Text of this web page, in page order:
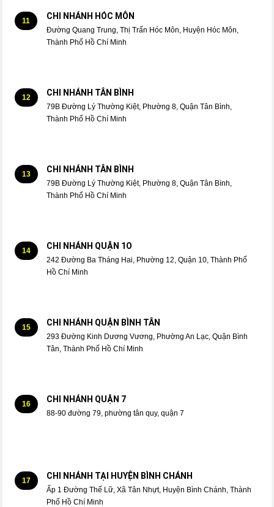
11 CHI NHÁNH HÓC MÔN
Đường Quang Trung, Thị Trấn Hóc Môn, Huyện Hóc Môn,
Thành Phố Hồ Chí Minh
12 CHI NHÁNH TÂN BÌNH
79B Đường Lý Thường Kiệt, Phường 8, Quận Tân Bình,
Thành Phố Hồ Chí Minh
13 CHI NHÁNH TÂN BÌNH
79B Đường Lý Thường Kiệt, Phường 8, Quận Tân Bình,
Thành Phố Hồ Chí Minh
14 CHI NHÁNH QUẬN 1O
242 Đường Ba Tháng Hai, Phường 12, Quận 10, Thành Phố
Hồ Chí Minh
15 CHI NHÁNH QUẬN BÌNH TÂN
293 Đường Kinh Dương Vương, Phường An Lạc, Quận Bình
Tân, Thành Phố Hồ Chí Minh
16 CHI NHÁNH QUẬN 7
88-90 đường 79, phường tân quy, quận 7
17 CHI NHÁNH TẠI HUYỆN BÌNH CHÁNH
Ấp 1 Đường Thế Lữ, Xã Tân Nhựt, Huyện Bình Chánh, Thành
Phố Hồ Chí Minh